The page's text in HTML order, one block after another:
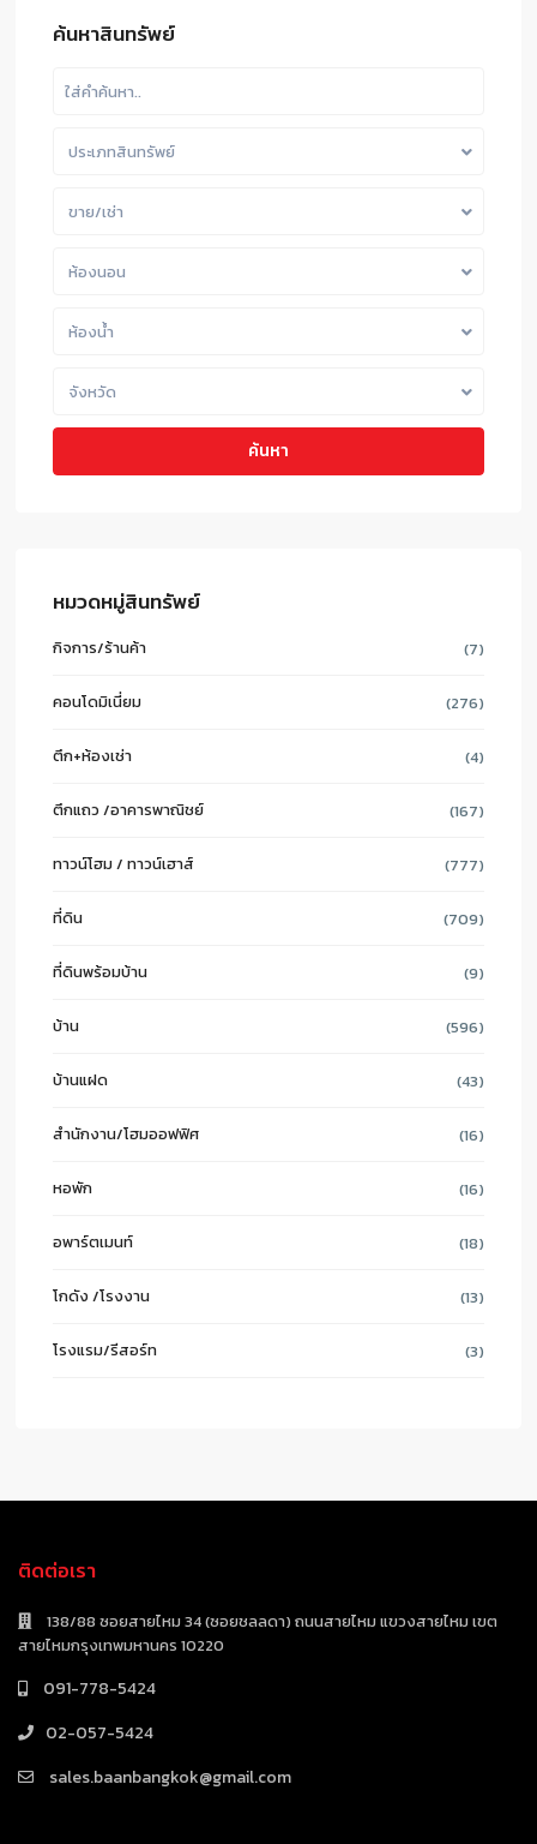
ค้นหาสินทรัพย์
ประเภทสินทรัพย์
ขาย/เช่า
ห้องนอน
ห้องน้ำ
จังหวัด
ค้นหา
หมวดหมู่สินทรัพย์
กิจการ/ร้านค้า (7)
คอนโดมิเนี่ยม (276)
ตึก+ห้องเช่า (4)
ตึกแถว /อาคารพาณิชย์ (167)
ทาวน์โฮม / ทาวน์เฮาส์ (777)
ที่ดิน (709)
ที่ดินพร้อมบ้าน (9)
บ้าน (596)
บ้านแฝด (43)
สำนักงาน/โฮมออฟฟิศ (16)
หอพัก (16)
อพาร์ตเมนท์ (18)
โกดัง /โรงงาน (13)
โรงแรม/รีสอร์ท (3)
ติดต่อเรา
138/88 ซอยสายไหม 34 (ซอยชลลดา) ถนนสายไหม แขวงสายไหม เขต
สายไหมกรุงเทพมหานคร 10220
091-778-5424
02-057-5424
sales.baanbangkok@gmail.com